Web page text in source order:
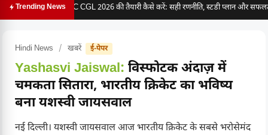
Trending NewsSSC CGL 2026 की तैयारी कैसे करें: सही रणनीति, स्टडी प्लान और
Hindi News / खबरें ई-पेपर
Yashasvi Jaiswal: विस्फोटक अंदाज़ में
चमकता सितारा, भारतीय क्रिकेट का भविष्य
बना यशस्वी जायसवाल
नई दिल्ली। यशस्वी जायसवाल आज भारतीय क्रिकेट के सबसे भरोसेमंद